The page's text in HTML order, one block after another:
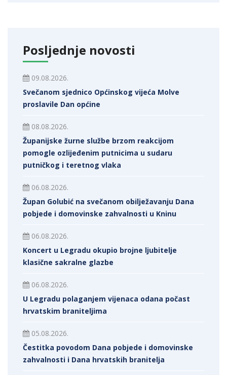
Posljednje novosti
09.08.2026.
Svečanom sjednico Općinskog vijeća Molve
proslavile Dan općine
08.08.2026.
Županijske žurne službe brzom reakcijom
pomogle ozlijeđenim putnicima u sudaru
putničkog i teretnog vlaka
06.08.2026.
Župan Golubić na svečanom obilježavanju Dana
pobjede i domovinske zahvalnosti u Kninu
06.08.2026.
Koncert u Legradu okupio brojne ljubitelje
klasične sakralne glazbe
06.08.2026.
U Legradu polaganjem vijenaca odana počast
hrvatskim braniteljima
05.08.2026.
Čestitka povodom Dana pobjede i domovinske
zahvalnosti i Dana hrvatskih branitelja